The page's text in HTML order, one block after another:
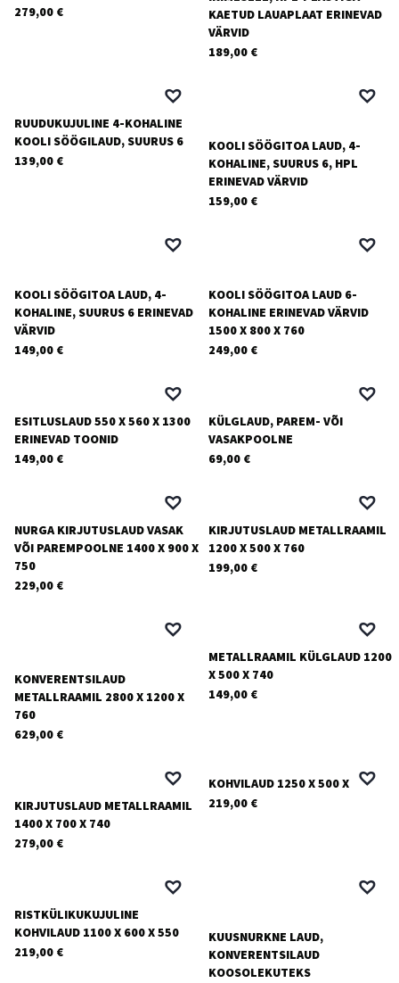
279,00 €
KAETUD LAUAPLAAT ERINEVAD
VÄRVID
189,00 €
RUUDUKUJULINE 4-KOHALINE
KOOLI SÖÖGILAUD, SUURUS 6
139,00 €
KOOLI SÖÖGITOA LAUD, 4-
KOHALINE, SUURUS 6, HPL
ERINEVAD VÄRVID
159,00 €
KOOLI SÖÖGITOA LAUD, 4-
KOHALINE, SUURUS 6 ERINEVAD
VÄRVID
149,00 €
KOOLI SÖÖGITOA LAUD 6-
KOHALINE ERINEVAD VÄRVID
1500 X 800 X 760
249,00 €
ESITLUSLAUD 550 X 560 X 1300
ERINEVAD TOONID
149,00 €
KÜLGLAUD, PAREM- VÕI
VASAKPOOLNE
69,00 €
NURGA KIRJUTUSLAUD VASAK
VÕI PAREMPOOLNE 1400 X 900 X
750
229,00 €
KIRJUTUSLAUD METALLRAAMIL
1200 X 500 X 760
199,00 €
KONVERENTSILAUD
METALLRAAMIL 2800 X 1200 X
760
629,00 €
METALLRAAMIL KÜLGLAUD 1200
X 500 X 740
149,00 €
KIRJUTUSLAUD METALLRAAMIL
1400 X 700 X 740
279,00 €
KOHVILAUD 1250 X 500 X 550
219,00 €
RISTKÜLIKUKUJULINE
KOHVILAUD 1100 X 600 X 550
219,00 €
KUUSNURKNE LAUD,
KONVERENTSILAUD
KOOSOLEKUTEKS